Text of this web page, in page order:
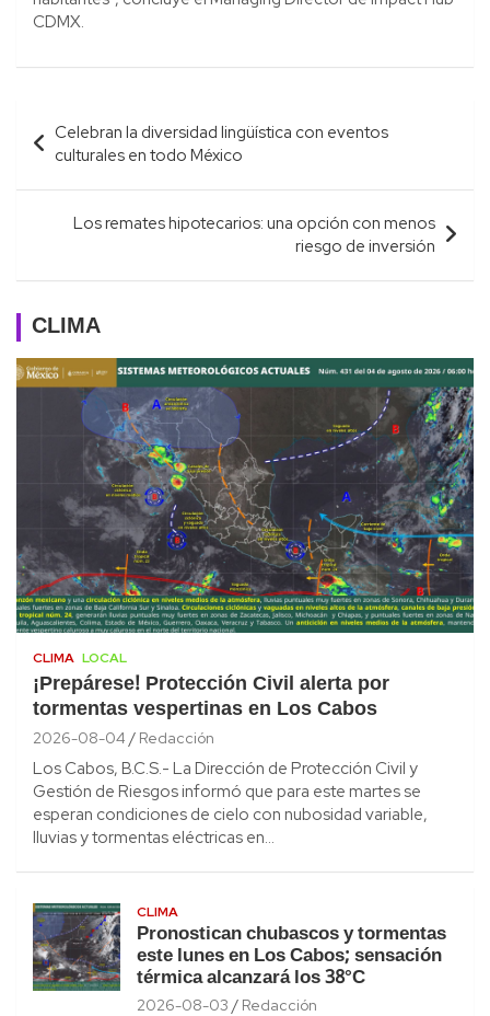
CDMX.
Navegación
de
entradas
Celebran la diversidad lingüística con eventos
culturales en todo México
Los remates hipotecarios: una opción con menos
riesgo de inversión
CLIMA
CLIMA LOCAL
¡Prepárese! Protección Civil alerta por
tormentas vespertinas en Los Cabos
2026-08-04 Redacción
Los Cabos, B.C.S.- La Dirección de Protección Civil y
Gestión de Riesgos informó que para este martes se
esperan condiciones de cielo con nubosidad variable,
lluvias y tormentas eléctricas en…
CLIMA
Pronostican chubascos y tormentas
este lunes en Los Cabos; sensación
térmica alcanzará los 38°C
2026-08-03 Redacción